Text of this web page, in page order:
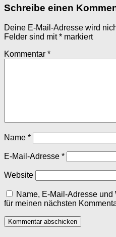
Schreibe einen
Deine E-Mail-Adresse wird
Felder sind mit* markiert
Kommentar *
Name *
E-Mail-Adresse *
Website
Name, E-Mail-Adresse
für meinen nächsten